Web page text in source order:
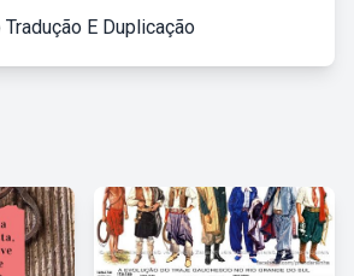
E Duplicação